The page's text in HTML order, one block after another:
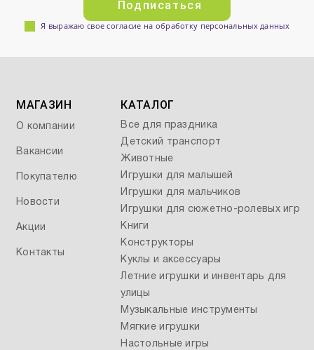
Подписаться
Я выражаю свое согласие на обработку персональных данных
МАГАЗИН
О компании
Вакансии
Покупателю
Новости
Акции
Контакты
КАТАЛОГ
Все для праздника
Детский транспорт
Животные
Игрушки для малышей
Игрушки для мальчиков
Игрушки для сюжетно-ролевых игр
Книги
Конструкторы
Куклы и аксессуары
Летние игрушки и инвентарь для
улицы
Музыкальные инструменты
Мягкие игрушки
Настольные игры